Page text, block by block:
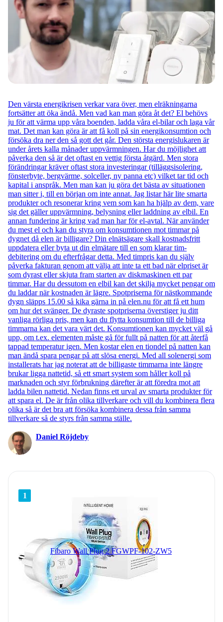
Den värsta energikrisen verkar vara över, men elräkningarna
fortsätter att öka ändå. Men vad kan man göra åt det? El behövs
ju för att värma upp våra boenden, ladda våra el-bilar och laga vår
mat. Det man kan göra är att få koll på sin energikonsumtion och
försöka dra ner den så gott det går. Den största energislukaren är
under årets kalla månader uppvärmningen. Har du möjlighet att
påverka den så är det oftast en vettig första åtgärd. Men stora
förändringar kräver oftast stora investeringar (tilläggsisolering,
fönsterbyte, bergvärme, solceller, ny panna etc) vilket tar tid och
kapital i anspråk. Men man kan ju göra det bästa av situationen
man sitter i, till en början om inte annat. Jag listar här lite smarta
produkter och resonerar kring vem som kan ha hjälp av dem, vare
sig det gäller uppvärmning, belysning eller laddning av elbil. En
annan fundering är kring vad man har för el-avtal. När använder
du mest el och kan du styra om konsumtionen mot timmar på
dygnet då elen är billigare? Din elnätsägare skall kostnadsfritt
uppdatera eller byta ut din elmätare till en som klarar tim-
debitering om du efterfrågar detta. Med timpris kan du själv
påverka fakturan genom att välja att inte ta ett bad när elpriset är
som dyrast eller skjuta fram starten av diskmaskinen ett par
timmar. Har du dessutom en elbil kan det skilja mycket pengar om
du laddar när kostnaden är lägre. Spotpriserna för nästkommande
dygn släpps 15.00 så kika gärna in på elen.nu för att få ett hum
om hur det svänger. De dyraste spotpriserna överstiger ju ditt
vanliga rörliga pris, men kan du flytta konsumtion till de billiga
timmarna kan det vara värt det. Konsumtionen kan mycket väl gå
upp, om t.ex. elementen måste gå för fullt på natten för att återfå
tappad temperatur igen. Men kostar elen en tiondel på natten kan
man ändå spara pengar på att slösa energi. Med all solenergi som
installerats har jag noterat att de billigaste timmarna inte längre
brukar ligga nattetid, så ett smart system som håller koll på
marknaden och styr förbrukning därefter är att föredra mot att
ladda bilen nattetid. Nedan finns ett urval av smarta produkter för
att spara el. De är från olika tillverkare och vill du kombinera flera
olika så är det bra att försöka kombinera dessa från samma
tillverkare så de styrs från samma ställe.
Daniel Röjdeby
1
Fibaro Wall Plug 2 FGWPF-102-ZW5